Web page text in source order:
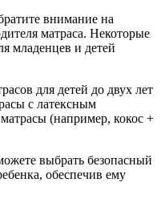
внимание на
матраса. Некоторые
младенцев и детей
для детей до двух лет
с латексным
(например, кокос +
выбрать безопасный
обеспечив ему